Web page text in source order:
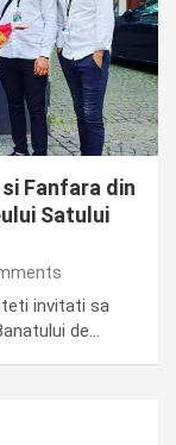
Fanfara din
Satului
invitati sa
de…